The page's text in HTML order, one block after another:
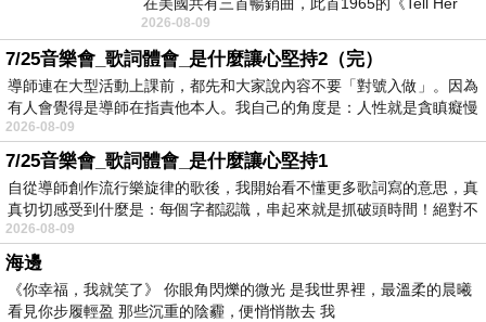
No》即為其中之一，在告示牌百大單曲
2026-08-09
7/25音樂會_歌詞體會_是什麼讓心堅持2（完）
導師連在大型活動上課前，都先和大家說內容不要「對號入做」。因為
有人會覺得是導師在指責他本人。我自己的角度是：人性就是貪瞋癡慢
2026-08-09
7/25音樂會_歌詞體會_是什麼讓心堅持1
自從導師創作流行樂旋律的歌後，我開始看不懂更多歌詞寫的意思，真
真切切感受到什麼是：每個字都認識，串起來就是抓破頭時間！絕對不
2026-08-09
海邊
《你幸福，我就笑了》 你眼角閃爍的微光 是我世界裡，最溫柔的晨曦
看見你步履輕盈 那些沉重的陰霾，便悄悄散去 我